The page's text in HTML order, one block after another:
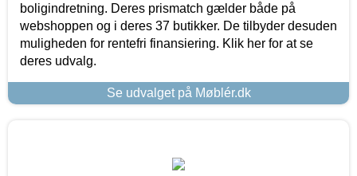
boligindretning. Deres prismatch gælder både på
webshoppen og i deres 37 butikker. De tilbyder desuden
muligheden for rentefri finansiering. Klik her for at se
deres udvalg.
Se udvalget på Møblér.dk